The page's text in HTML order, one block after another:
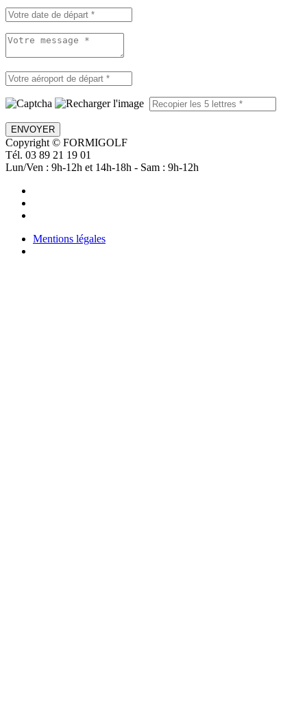
ENVOYER
Copyright © FORMIGOLF
Tél. 03 89 21 19 01
Lun/Ven : 9h-12h et 14h-18h - Sam : 9h-12h
Mentions légales